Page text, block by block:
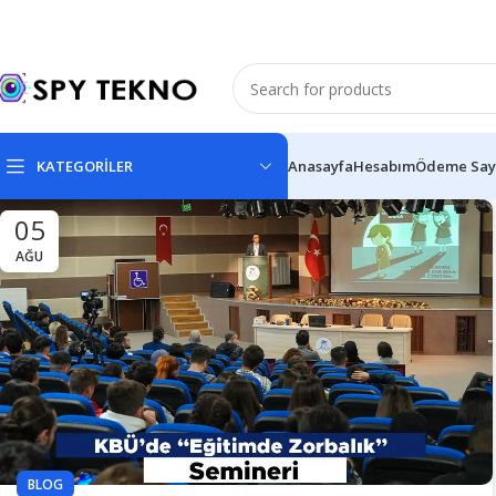
KATEGORİLER AnasayfaHesabımÖdeme
05
AĞU
BLOG